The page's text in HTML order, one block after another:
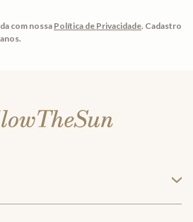
com nossa Política de Privacidade. Cadastro
+